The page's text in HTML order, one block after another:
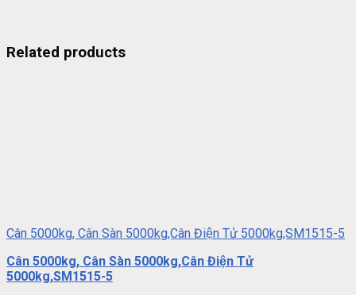
Related products
Cân 5000kg, Cân Sàn 5000kg,Cân Điện Tử 5000kg,SM1515-5
Cân 5000kg, Cân Sàn 5000kg,Cân Điện Tử
5000kg,SM1515-5